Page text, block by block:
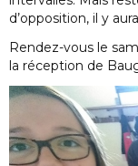
d’opposition, il y
Rendez-vous le
la réception de